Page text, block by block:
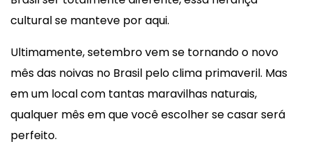
cultural se manteve por aqui.
Ultimamente, setembro vem se tornando o novo
mês das noivas no Brasil pelo clima primaveril. Mas
em um local com tantas maravilhas naturais,
qualquer mês em que você escolher se casar será
perfeito.